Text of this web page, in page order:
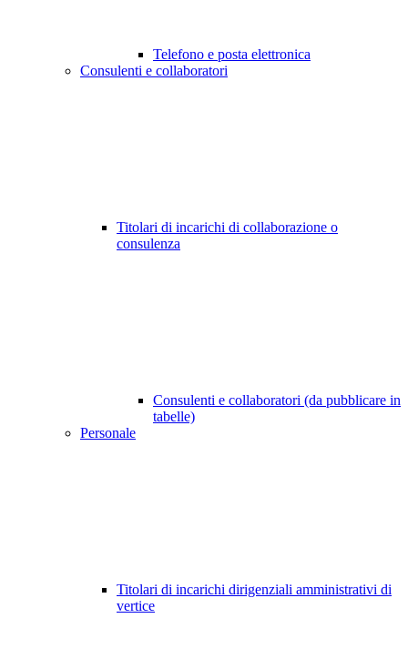
Telefono e posta elettronica
Consulenti e collaboratori
Titolari di incarichi di collaborazione o
consulenza
Consulenti e collaboratori (da pubblicare in
tabelle)
Personale
Titolari di incarichi dirigenziali amministrativi di
vertice